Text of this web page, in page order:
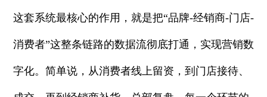
这套系统最核心的作用，就是把“品牌-经销商-门店-
消费者”这整条链路的数据流彻底打通，实现营销数
字化。简单说，从消费者线上留资，到门店接待、